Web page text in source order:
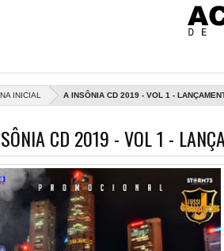
INICIAL A INSÔNIA CD 2019 - VOL 1 -
CD 2019 - VOL 1 -